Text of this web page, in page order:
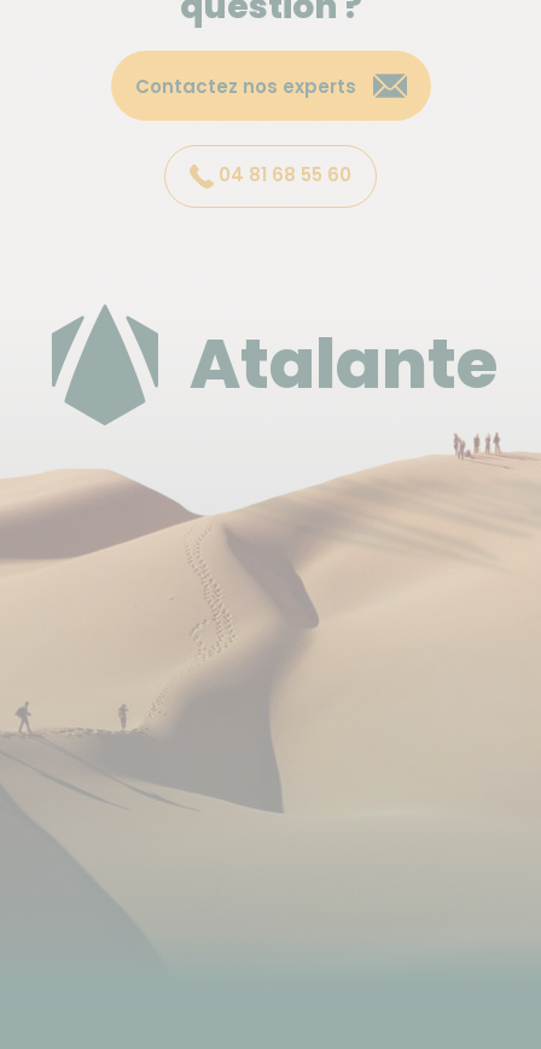
Dispersion
J8 - à l'aéroport de Sao Vicente
Se loger avant ou après le circuit
Déplacement
Tous les transferts sont effectués en véhicules
privatifs
Budget & change
L'unité monétaire est l'Escudo Capverdien. Le
change se fait sur place à votre arrivée à l'aéroport
international ou dans les banques à Mindelo et/ou
Porto Novo si vous arrivez au Cap Vert un dimanche
change).
Les guichets de retrait d'argent ne fonctionnant pas
toujours, mieux vaut emporter avec vous des
espèces. Il est aussi possible de payer en euros en
petites coupures (exemple du repas du 1er jour à
Mindelo)
Contactez nos experts
04 81 68 55 60
Atalante